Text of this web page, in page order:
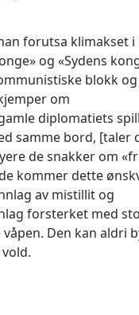
forutsa klimakset i
og «Sydens
blokk
om
diplomatiets
samme bord, [taler
de snakker om
kommer dette
av mistillit og
forsterket med
Den kan aldri